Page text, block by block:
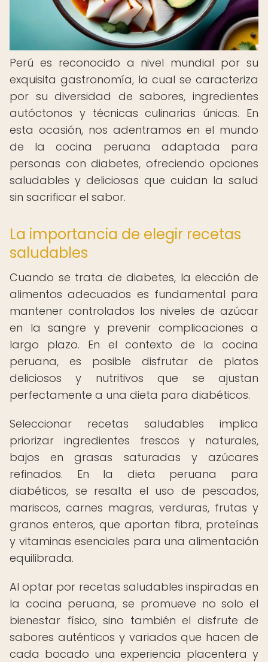
Perú es reconocido a nivel mundial por su
exquisita gastronomía, la cual se caracteriza
por su diversidad de sabores, ingredientes
autóctonos y técnicas culinarias únicas. En
esta ocasión, nos adentramos en el mundo
de la cocina peruana adaptada para
personas con diabetes, ofreciendo opciones
saludables y deliciosas que cuidan la salud
sin sacrificar el sabor.
La importancia de elegir recetas
saludables
Cuando se trata de diabetes, la elección de
alimentos adecuados es fundamental para
mantener controlados los niveles de azúcar
en la sangre y prevenir complicaciones a
largo plazo. En el contexto de la cocina
peruana, es posible disfrutar de platos
deliciosos y nutritivos que se ajustan
perfectamente a una dieta para diabéticos.
Seleccionar recetas saludables implica
priorizar ingredientes frescos y naturales,
bajos en grasas saturadas y azúcares
refinados. En la dieta peruana para
diabéticos, se resalta el uso de pescados,
mariscos, carnes magras, verduras, frutas y
granos enteros, que aportan fibra, proteínas
y vitaminas esenciales para una alimentación
equilibrada.
Al optar por recetas saludables inspiradas en
la cocina peruana, se promueve no solo el
bienestar físico, sino también el disfrute de
sabores auténticos y variados que hacen de
cada bocado una experiencia placentera y